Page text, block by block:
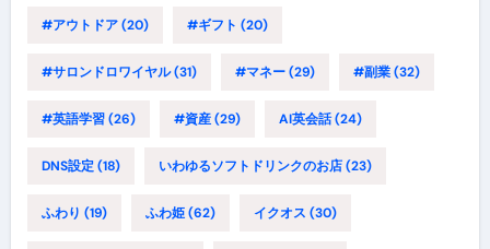
#アウトドア(20) #ギフト (20)
#サロンドロワイヤル(31) #マネー(29) #副業(32)
#英語学習(26) #資産(29) AI英会話(24)
DNS設定(18) いわゆるソフトドリンクのお店(23)
ふわり (19) ふわ姫(62) イクオス (30)